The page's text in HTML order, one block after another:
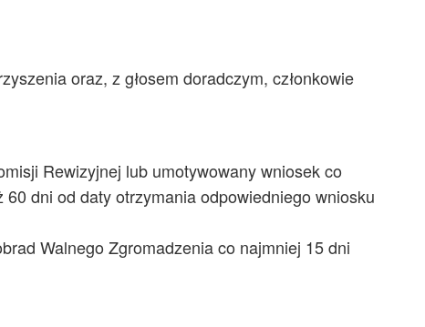
oraz, z głosem doradczym, członkowie
Rewizyjnej lub umotywowany wniosek co
dni od daty otrzymania odpowiedniego wniosku
Walnego Zgromadzenia co najmniej 15 dni